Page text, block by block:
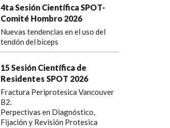
4ta Sesión Científica SPOT-
Comité Hombro 2026
Nuevas tendencias en el uso del
tendón del bíceps
15 Sesión Científica de
Residentes SPOT 2026
Fractura Periprotesica Vancouver
B2.
Perpectivas en Diagnóstico,
Fijación y Revisión Protesica